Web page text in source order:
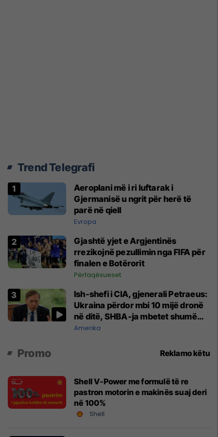
Trend Telegrafi
Aeroplani më i ri luftarak i
Gjermanisë u ngrit për herë të
parë në qiell
Evropa
Gjashtë yjet e Argjentinës
rrezikojnë pezullimin nga FIFA për
finalen e Botërorit
Përfaqësueset
Ish-shefi i CIA, gjenerali Petraeus:
Ukraina përdor mbi 10 mijë dronë
në ditë, SHBA-ja mbetet shumë
prapa në prodhim
Amerika
Promo Reklamo këtu
Shell V-Power me formulë të re
pastron motorin e makinës suaj deri
në 100%
Shell